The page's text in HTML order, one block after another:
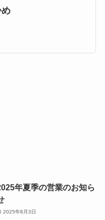
年夏季の営業のお知ら
2025年8月3日